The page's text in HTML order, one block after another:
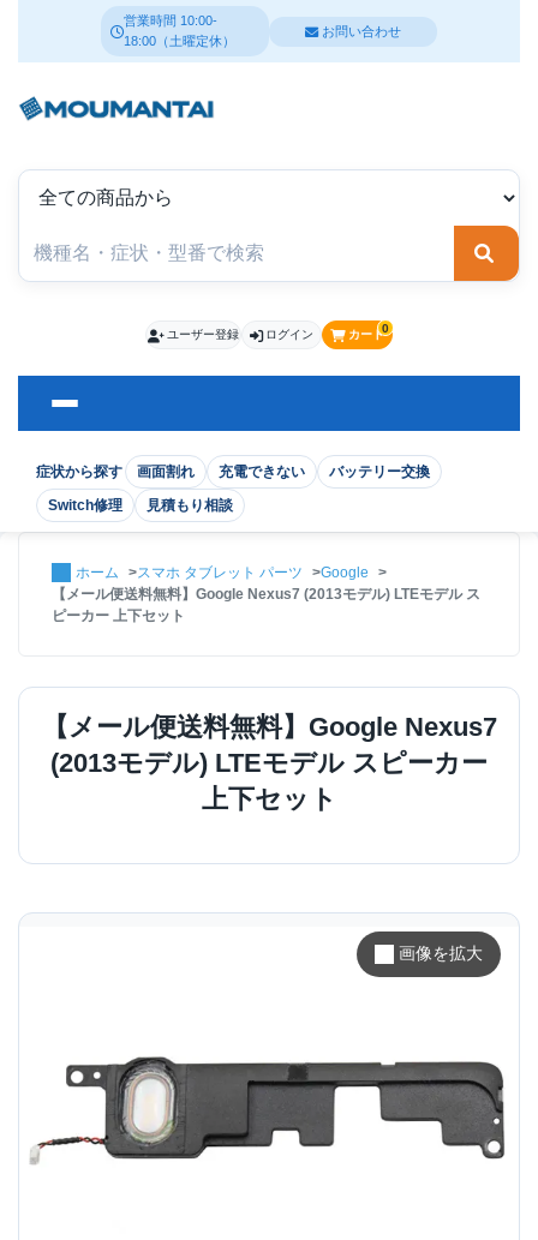
営業時間 10:00-
18:00（土曜定休）
お問い合わせ
検索
症状から探す 画面割れ 充電できない
バッテリー交換
Switch修理
見積もり相談
ユーザー登録 ログイン カート0
ホーム スマホ タブレット パーツ
Google
【メール便送料無料】Google Nexus7 (2013モデル) LTEモデル ス
ピーカー 上下セット
【メール便送料無料】Google Nexus7
(2013モデル) LTEモデル スピーカー
上下セット
画像を拡大